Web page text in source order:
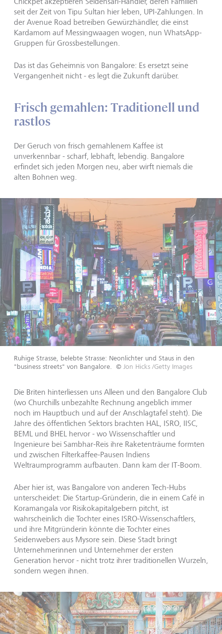
seit der Zeit von Tipu Sultan hier leben, UPI-Zahlungen. In
der Avenue Road betreiben Gewürzhändler, die einst
Kardamom auf Messingwaagen wogen, nun WhatsApp-
Gruppen für Grossbestellungen.
Das ist das Geheimnis von Bangalore: Es ersetzt seine
Vergangenheit nicht - es legt die Zukunft darüber.
Frisch gemahlen: Traditionell und
rastlos
Der Geruch von frisch gemahlenem Kaffee ist
unverkennbar - scharf, lebhaft, lebendig. Bangalore
erfindet sich jeden Morgen neu, aber wirft niemals die
alten Bohnen weg.
Ruhige Strasse, belebte Strasse: Neonlichter und Staus in den
"business streets" von Bangalore. © Jon Hicks /Getty Images
Die Briten hinterliessen uns Alleen und den Bangalore Club
(wo Churchills unbezahlte Rechnung angeblich immer
noch im Hauptbuch und auf der Anschlagtafel steht). Die
Jahre des öffentlichen Sektors brachten HAL, ISRO, IISC,
BEML und BHEL hervor - wo Wissenschaftler und
Ingenieure bei Sambhar-Reis ihre Raketenträume formten
und zwischen Filterkaffee-Pausen Indiens
Weltraumprogramm aufbauten. Dann kam der IT-Boom.
Aber hier ist, was Bangalore von anderen Tech-Hubs
unterscheidet: Die Startup-Gründerin, die in einem Café in
Koramangala vor Risikokapitalgebern pitcht, ist
wahrscheinlich die Tochter eines ISRO-Wissenschaftlers,
und ihre Mitgründerin könnte die Tochter eines
Seidenwebers aus Mysore sein. Diese Stadt bringt
Unternehmerinnen und Unternehmer der ersten
Generation hervor - nicht trotz ihrer traditionellen Wurzeln,
sondern wegen ihnen.